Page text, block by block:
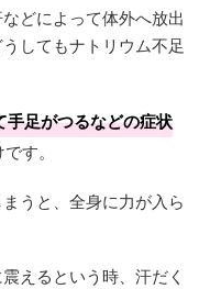
どによって体外へ放出
してもナトリウム不足
足がつるなどの症状
す。
うと、全身に力が入ら
えるという時、汗だく